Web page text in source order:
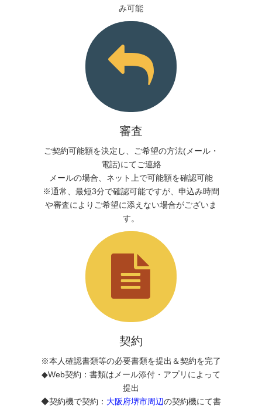
み可能
審査
ご契約可能額を決定し、ご希望の方法(メール・
電話)にてご連絡
メールの場合、ネット上で可能額を確認可能
※通常、最短3分で確認可能ですが、申込み時間
や審査によりご希望に添えない場合がございま
す。
契約
※本人確認書類等の必要書類を提出＆契約を完了
◆Web契約：書類はメール添付・アプリによって
提出
◆契約機で契約： 大阪府堺市周辺の契約機にて書